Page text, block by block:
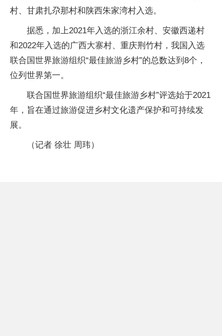
村、甘肃扎尕那村和陕西朱家湾村入选。
据悉，加上2021年入选的浙江余村、安徽西递村
和2022年入选的广西大寨村、重庆荆竹村，我国入选
联合国世界旅游组织“最佳旅游乡村”的总数达到8个，
位列世界第一。
联合国世界旅游组织“最佳旅游乡村”评选始于2021
年，旨在通过旅游促进乡村文化遗产保护和可持续发
展。
（记者 徐壮 周玮）